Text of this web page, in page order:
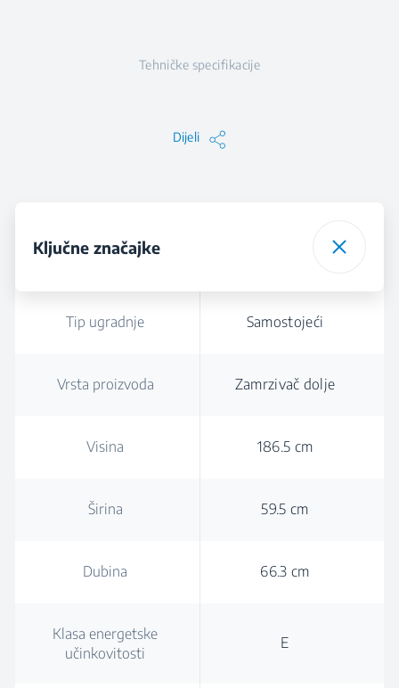
Tehničke specifikacije
Dijeli
Ključne značajke
Tip ugradnje Samostojeći
Vrsta proizvoda Zamrzivač dolje
Visina 186.5 cm
Širina 59.5 cm
Dubina 66.3 cm
Klasa energetske
učinkovitosti
E